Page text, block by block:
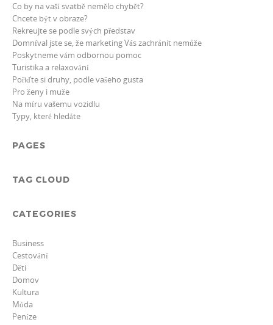
Co by na vaší svatbě nemělo chybět?
Chcete být v obraze?
Rekreujte se podle svých představ
Domníval jste se, že marketing Vás zachránit nemůže
Poskytneme vám odbornou pomoc
Turistika a relaxování
Pořiďte si druhy, podle vašeho gusta
Pro ženy i muže
Na míru vašemu vozidlu
Typy, které hledáte
PAGES
TAG CLOUD
CATEGORIES
Business
Cestování
Děti
Domov
Kultura
Móda
Peníze